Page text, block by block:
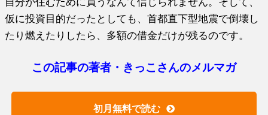
仮に投資目的だったとしても、首都直下型地震で倒壊し
たり燃えたりしたら、多額の借金だけが残るのです。
この記事の著者・きっこさんのメルマガ
初月無料で読む